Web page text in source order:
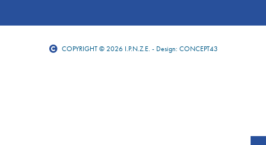
COPYRIGHT © 2026 I.P.N.Z.E. - Design: CONCEPT43